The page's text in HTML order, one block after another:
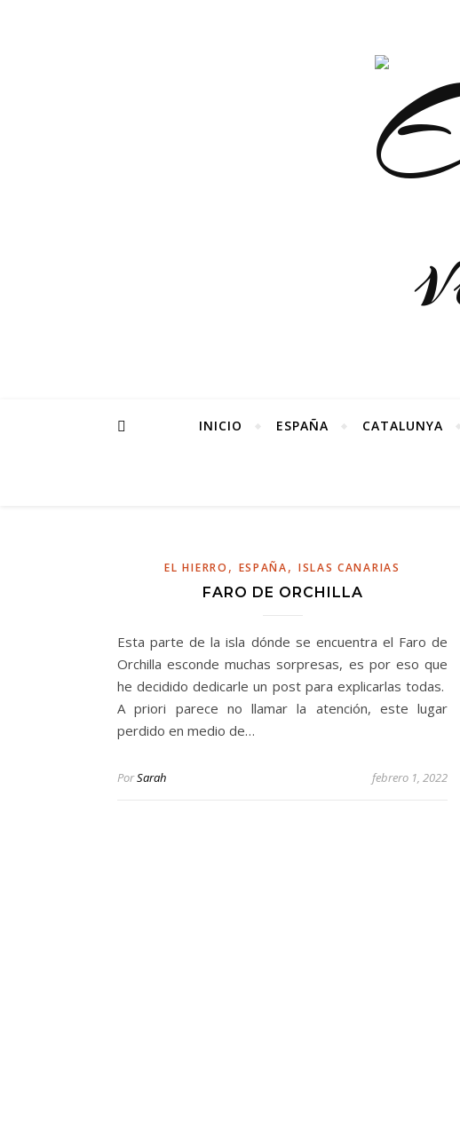
INICIO ESPAÑA CATALUNYA
EL HIERRO , ESPAÑA, ISLAS CANARIAS
FARO DE ORCHILLA
Esta parte de la isla dónde se encuentra el Faro de
Orchilla esconde muchas sorpresas, es por eso que
he decidido dedicarle un post para explicarlas todas.
A priori parece no llamar la atención, este lugar
perdido en medio de…
PorSarah febrero 1, 2022